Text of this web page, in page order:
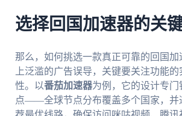
选择回国加速器的关
那么，如何挑选一款真正可靠的回国加
上泛滥的广告误导，关键要关注功能
性。以番茄加速器为例，它的设计专门
点——全球节点分布覆盖多个国家，并